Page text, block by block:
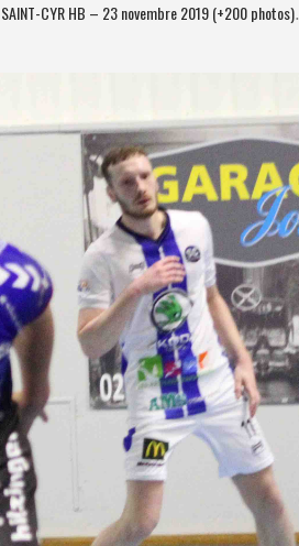
CYR HB – 23 novembre 2019 (+200 photos).